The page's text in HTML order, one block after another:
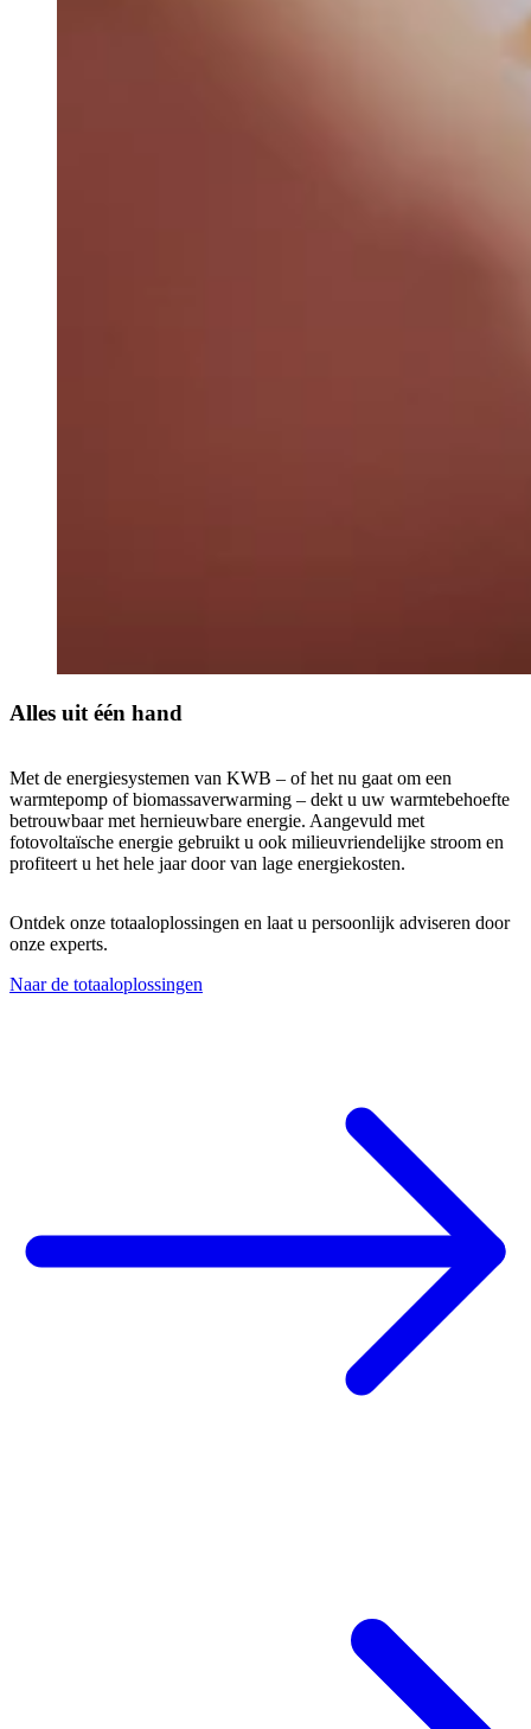
Alles uit één hand
Met de energiesystemen van KWB – of het nu gaat om een
warmtepomp of biomassaverwarming – dekt u uw warmtebehoefte
betrouwbaar met hernieuwbare energie. Aangevuld met
fotovoltaïsche energie gebruikt u ook milieuvriendelijke stroom en
profiteert u het hele jaar door van lage energiekosten.
Ontdek onze totaaloplossingen en laat u persoonlijk adviseren door
onze experts.
Naar de totaaloplossingen